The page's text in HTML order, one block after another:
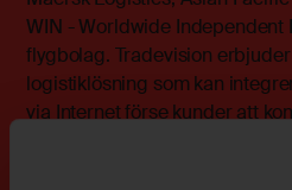
WIN - Worldwide Independent
flygbolag. Tradevision
logistiklösning som kan
via Internet förse kunder att